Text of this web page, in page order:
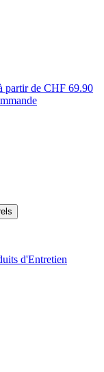
partir de CHF 69.90
d'Entretien